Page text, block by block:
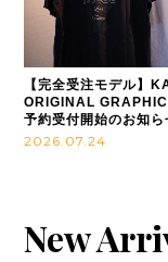
【完全受注モデル】
ORIGINAL
予約受付開始のお知ら
2026.07.24
New